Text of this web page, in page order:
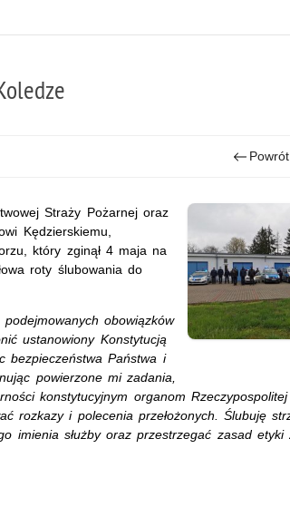
Powrót
Straży Pożarnej oraz
Kędzierskiemu,
który zginął 4 maja na
roty ślubowania do
obowiązków
ustanowiony Konstytucją
bezpieczeństwa Państwa i
powierzone mi zadania,
konstytucyjnym organom Rzeczypospolitej
rozkazy i polecenia przełożonych. Ślubuję
imienia służby oraz przestrzegać zasad etyki